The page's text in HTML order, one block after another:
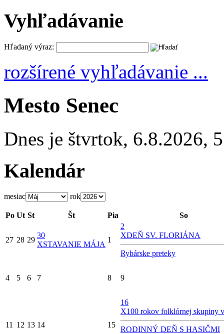
Vyhľadávanie
Hľadaný výraz:
rozšírené vyhľadávanie ...
Mesto Senec
Dnes je štvrtok, 6.8.2026,
Kalendár
mesiac rok
Po Ut St Št Pia So
27 28 29
30
XSTAVANIE MÁJA
1
2
XDEŇ SV. FLORIÁNA
Rybárske preteky
4 5 6 7 8 9
11 12 13 14 15
16
X100 rokov folklórnej skupiny
RODINNÝ DEŇ S HASIČMI